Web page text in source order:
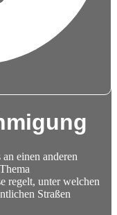
einen anderen
regelt, unter welchen
Straßen